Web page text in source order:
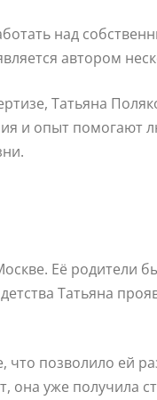
над
автором
Татьяна
и опыт помогают
Её родители
Татьяна
позволило ей
она уже получила